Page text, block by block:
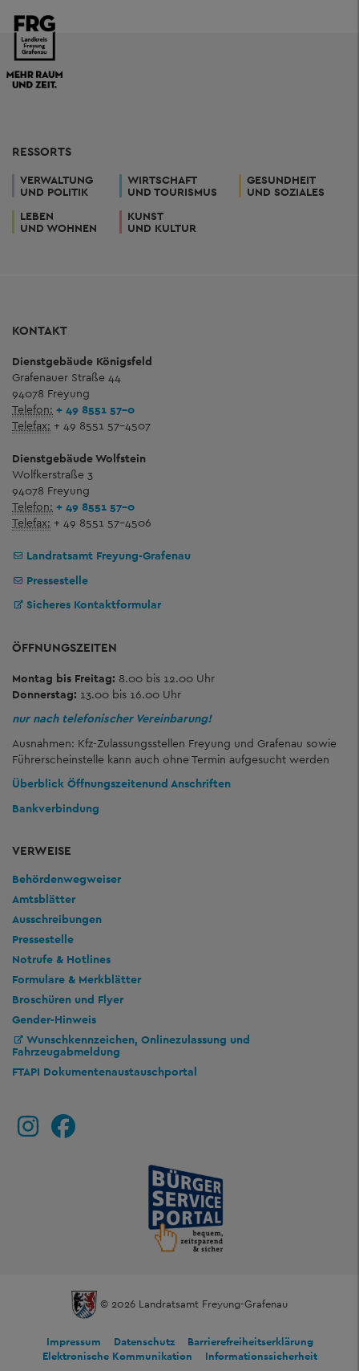
RESSORTS
VERWALTUNG
UND POLITIK
WIRTSCHAFT
UND TOURISMUS
GESUNDHEIT
UND SOZIALES
LEBEN
UND WOHNEN
KUNST
UND KULTUR
KONTAKT
Dienstgebäude Königsfeld
Grafenauer Straße 44
94078 Freyung
Telefon: + 49 8551 57-0
Telefax: + 49 8551 57-4507
Dienstgebäude Wolfstein
Wolfkerstraße 3
94078 Freyung
Telefon: + 49 8551 57-0
Telefax: + 49 8551 57-4506
Landratsamt Freyung-Grafenau
Pressestelle
Sicheres Kontaktformular
ÖFFNUNGSZEITEN
Montag bis Freitag: 8.00 bis 12.00 Uhr
Donnerstag: 13.00 bis 16.00 Uhr
nur nach telefonischer Vereinbarung!
Ausnahmen: Kfz-Zulassungsstellen Freyung und Grafenau sowie
Führerscheinstelle kann auch ohne Termin aufgesucht werden
Überblick Öffnungszeitenund Anschriften
Bankverbindung
VERWEISE
Behördenwegweiser
Amtsblätter
Ausschreibungen
Pressestelle
Notrufe & Hotlines
Formulare & Merkblätter
Broschüren und Flyer
Gender-Hinweis
Wunschkennzeichen, Onlinezulassung und
Fahrzeugabmeldung
FTAPI Dokumentenaustauschportal
© 2026 Landratsamt Freyung-Grafenau
Impressum Datenschutz
Barrierefreiheitserklärung
Elektronische Kommunikation
Informationssicherheit